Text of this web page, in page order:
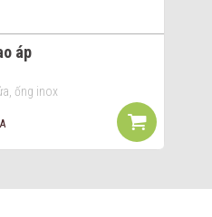
áp
ống inox